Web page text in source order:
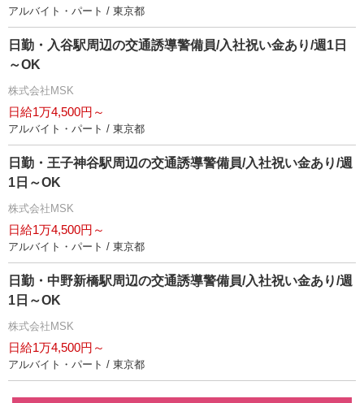
アルバイト・パート / 東京都
日勤・入谷駅周辺の交通誘導警備員/入社祝い金あり/週1日
～OK
株式会社MSK
日給1万4,500円～
アルバイト・パート / 東京都
日勤・王子神谷駅周辺の交通誘導警備員/入社祝い金あり/週
1日～OK
株式会社MSK
日給1万4,500円～
アルバイト・パート / 東京都
日勤・中野新橋駅周辺の交通誘導警備員/入社祝い金あり/週
1日～OK
株式会社MSK
日給1万4,500円～
アルバイト・パート / 東京都